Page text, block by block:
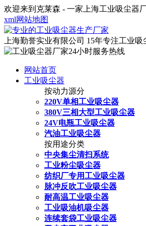
欢迎来到克莱森 - 一家上海工业吸尘器
xml网站地图
上海勤誉实业有限公司 15年专注工业
网站首页
工业吸尘器
按动力源分
220V单相工业吸尘器
380V三相大型工业吸尘器
24V电瓶工业吸尘器
汽油工业吸尘器
按用途分类
中央集尘清扫系统
工业粉尘吸尘器
纺织厂专用工业吸尘器
脉冲反吹工业吸尘器
耐高温工业吸尘器
工业吸油机吸尘器
连续套袋工业吸尘器